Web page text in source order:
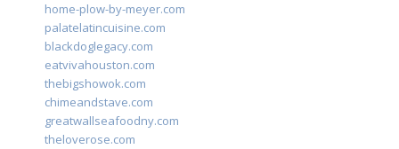
home-plow-by-meyer.com
palatelatincuisine.com
blackdoglegacy.com
eatvivahouston.com
thebigshowok.com
chimeandstave.com
greatwallseafoodny.com
theloverose.com